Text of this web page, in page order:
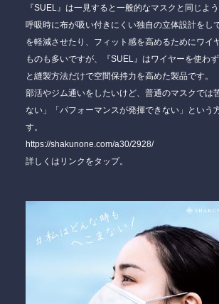
『SUEL』は一見すると一般的なマスクと同じよ
呼吸時に布が吸い付きにくい独自の立体設計をし
を軽減させたり、フィット感を高めるためにワイ
ものも多いですが、『SUEL』はワイヤーを使わ
と縫製方法だけで空間保持力を高めた製品です。
部活やジム通いをしたいけど、普通のマスクでは
ない」「パフォーマンスが発揮できない」という
す。
https://shakunone.com/a30/2928/
詳しくはリンクをタップ。